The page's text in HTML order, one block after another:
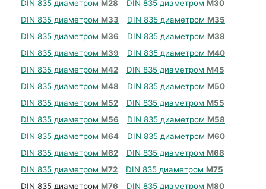
DIN 835 диаметром М28 DIN 835 диаметром М30
DIN 835 диаметром М33 DIN 835 диаметром М35
DIN 835 диаметром М36 DIN 835 диаметром М38
DIN 835 диаметром М39 DIN 835 диаметром М40
DIN 835 диаметром М42 DIN 835 диаметром М45
DIN 835 диаметром М48 DIN 835 диаметром М50
DIN 835 диаметром М52 DIN 835 диаметром М55
DIN 835 диаметром М56 DIN 835 диаметром М58
DIN 835 диаметром М64 DIN 835 диаметром М60
DIN 835 диаметром М62 DIN 835 диаметром М68
DIN 835 диаметром М72 DIN 835 диаметром М75
DIN 835 диаметром М76 DIN 835 диаметром М80